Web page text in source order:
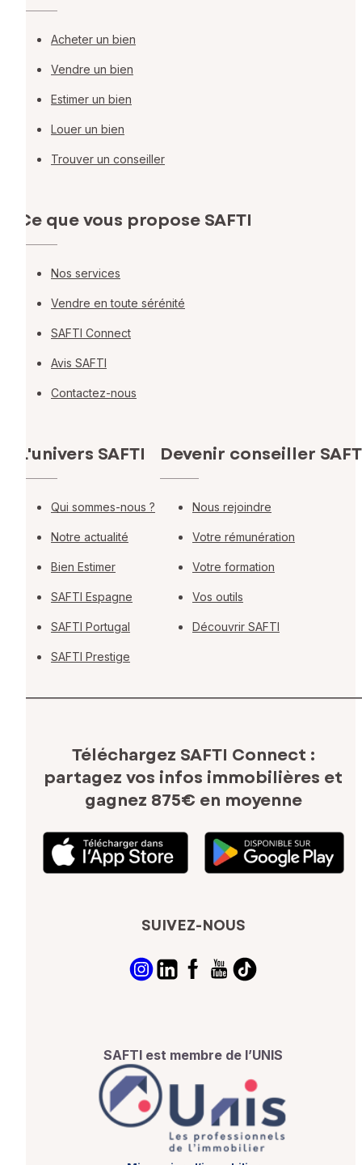
Acheter un bien
Vendre un bien
Estimer un bien
Louer un bien
Trouver un conseiller
Ce que vous propose SAFTI
Nos services
Vendre en toute sérénité
SAFTI Connect
Avis SAFTI
Contactez-nous
L'univers SAFTI
Qui sommes-nous ?
Notre actualité
Bien Estimer
SAFTI Espagne
SAFTI Portugal
SAFTI Prestige
Devenir conseiller
Nous rejoindre
Votre rémunération
Votre formation
Vos outils
Découvrir SAFTI
Téléchargez SAFTI Connect :
partagez vos infos immobilières et
gagnez 875€ en moyenne
SUIVEZ-NOUS
SAFTI est membre de l’UNIS